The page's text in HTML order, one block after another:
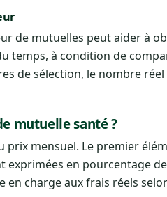
de mutuelles peut aider à
temps, à condition de
de sélection, le nombre
mutuelle santé ?
mensuel. Le premier
exprimées en pourcentage
charge aux frais réels